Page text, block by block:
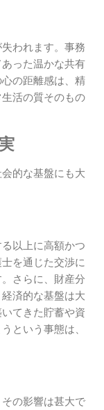
われます。事務
った温かな共有
の距離感は、精
活の質そのもの
的な基盤にも大
以上に高額かつ
を通じた交渉に
さらに、財産分
済的な基盤は大
てきた貯蓄や資
という事態は、
の影響は甚大で